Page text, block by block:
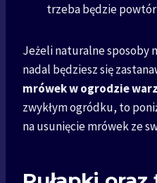
trzeba będzie
Jeżeli naturalne sposoby
nadal będziesz się
mrówek w ogrodzie
zwykłym ogródku, to
na usunięcie mrówek ze